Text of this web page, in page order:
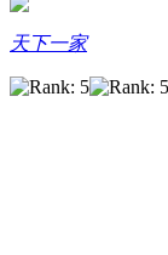
天下一家